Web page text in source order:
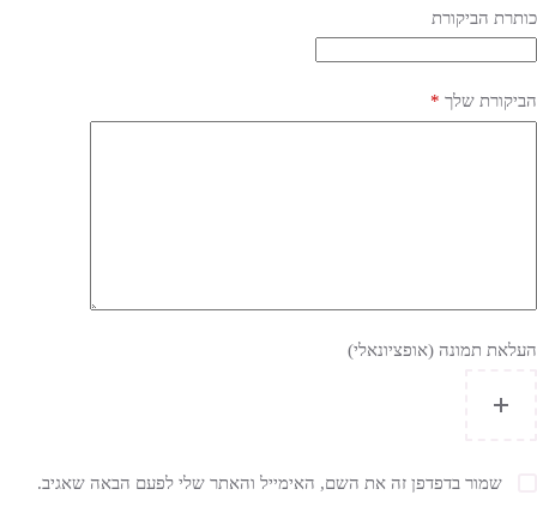
כותרת הביקורת
הביקורת שלך *
העלאת תמונה (אופציונאלי)
שמור בדפדפן זה את השם, האימייל והאתר שלי לפעם הבאה שאגיב.